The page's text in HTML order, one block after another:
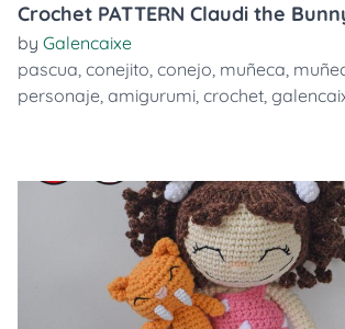
Crochet PATTERN Claudi the
by Galencaixe
pascua, conejito, conejo, muñeca,
personaje, amigurumi, crochet,